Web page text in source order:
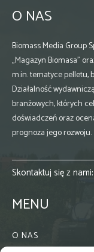
O NAS
Biomass Media Group
„Magazyn Biomasa”
m.in. tematyce pelletu,
Działalność
branżowych, których
doświadczeń oraz
prognoza jego rozwoju.
Skontaktuj się z nami:
MENU
O NAS